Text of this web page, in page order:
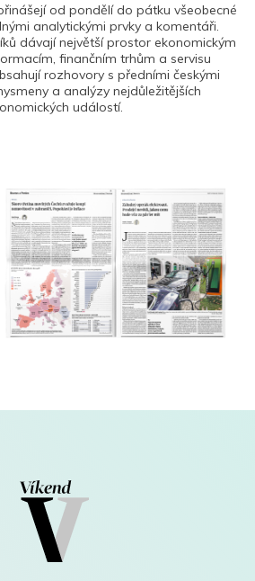
od pondělí do pátku všeobecné
analytickými prvky a komentáři.
dávají největší prostor ekonomickým
finančním trhům a servisu
rozhovory s předními českými
a analýzy nejdůležitějších
událostí.